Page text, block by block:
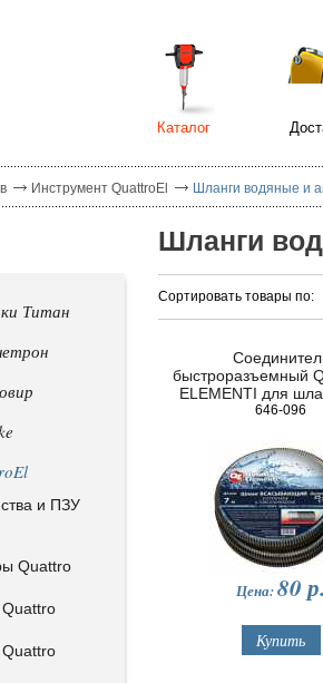
Каталог
Инструмент QuattroEl Шланги водяные и
Титан
и ПЗУ
Quattro
Шланги
Сортировать товары по:
быстроразъемный
ELEMENTI для
мягкий пластик,
646-096
Цена:80